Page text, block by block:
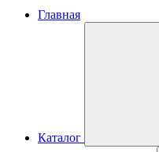
Главная
Каталог